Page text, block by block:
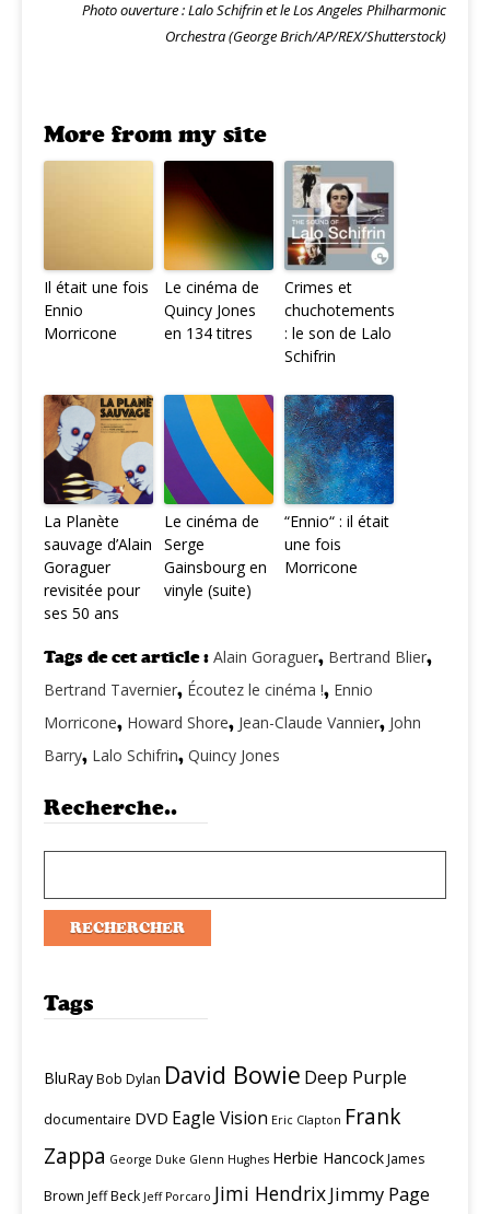
Photo ouverture : Lalo Schifrin et le Los Angeles Philharmonic
Orchestra (George Brich/AP/REX/Shutterstock)
More from my site
Il était une fois
Ennio
Morricone
Le cinéma de
Quincy Jones
en 134 titres
Crimes et
chuchotements
: le son de Lalo
Schifrin
La Planète
sauvage d’Alain
Goraguer
revisitée pour
ses 50 ans
Le cinéma de
Serge
Gainsbourg en
vinyle (suite)
“Ennio“ : il était
une fois
Morricone
Tags de cet article : Alain Goraguer, Bertrand Blier,
Bertrand Tavernier, Écoutez le cinéma !, Ennio
Morricone, Howard Shore, Jean-Claude Vannier, John
Barry, Lalo Schifrin, Quincy Jones
Recherche..
Tags
BluRayBob Dylan David Bowie Deep Purple
documentaire DVD Eagle Vision Eric Clapton Frank
Zappa George Duke Glenn Hughes Herbie HancockJames
Brown Jeff Beck Jeff Porcaro Jimi HendrixJimmy Page